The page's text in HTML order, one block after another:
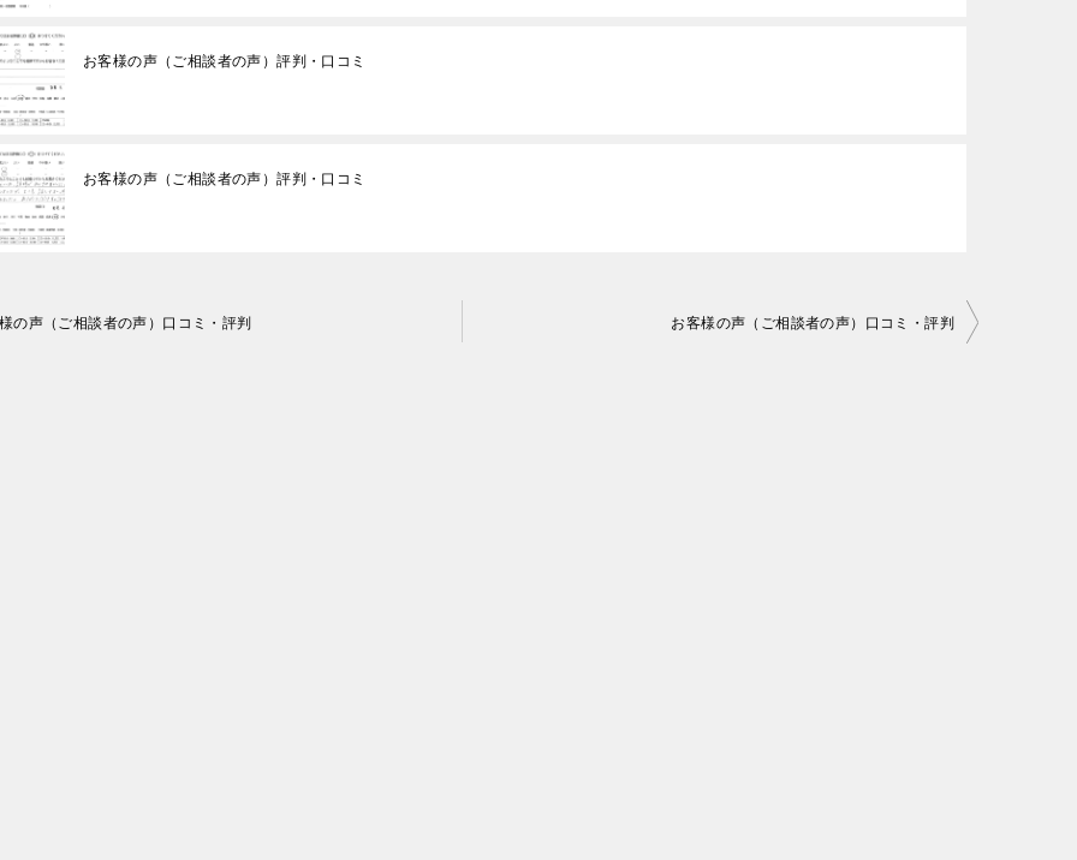
お客様の声（ご相談者の声）評判・口コミ
お客様の声（ご相談者の声）評判・口コミ
の声（ご相談者の声）口コミ・評判 お客様の声（ご相談者の声）口コミ・評判